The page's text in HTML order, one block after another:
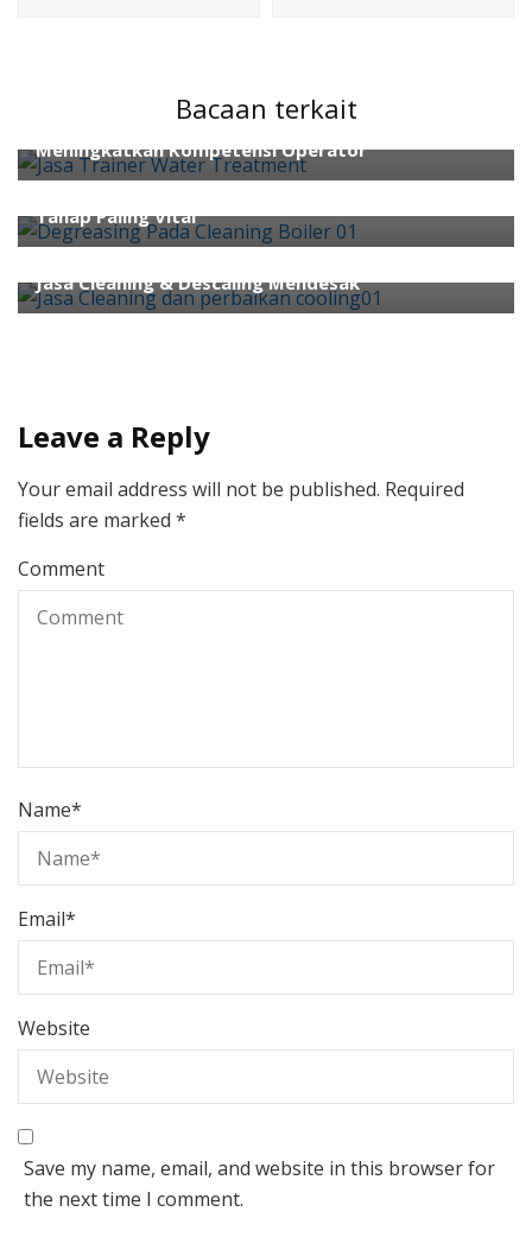
Bacaan terkait
Waste Water Treatment Water Treatment
Jasa Trainer Water Treatment dalam
Meningkatkan Kompetensi Operator
ahli airBoilercara kimiachemical
Tahap Paling Vital
Jasa Cleaning & Descaling Mendesak
Leave a Reply
Your email address will not be published. Required
fields are marked *
Comment
Name*
Email*
Website
Save my name, email, and website in this browser for
the next time I comment.